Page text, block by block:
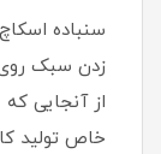
زدن سبک
از آنجایی
خاص تولید